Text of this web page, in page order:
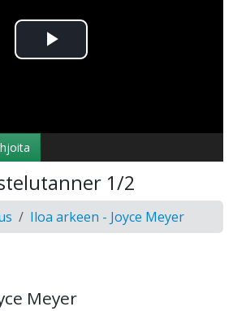
Toista
1/2
Iloa arkeen - Joyce Meyer
Meyer